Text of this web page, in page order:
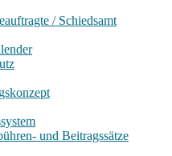
/ Schiedsamt
und Beitragssätze